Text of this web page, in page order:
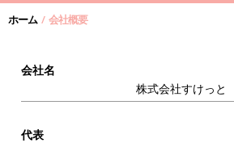
ホーム 会社概要
会社名
株式会社すけっと
代表